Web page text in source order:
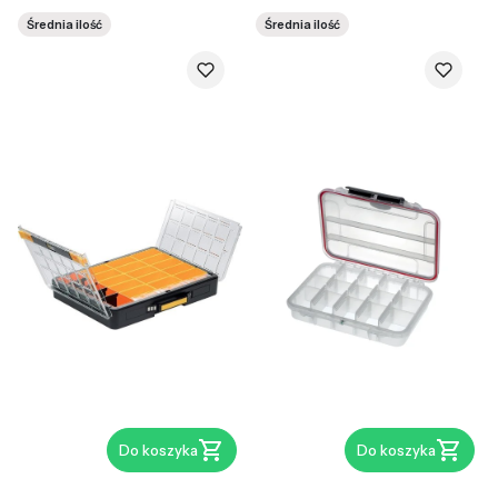
Średnia ilość Średnia ilość
Do koszyka Do koszyka